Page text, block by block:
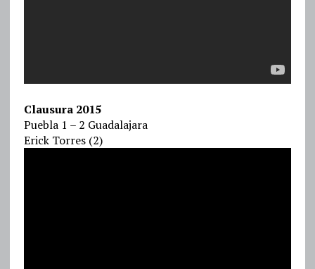
Clausura 2015
Puebla 1 – 2 Guadalajara
Erick Torres (2)